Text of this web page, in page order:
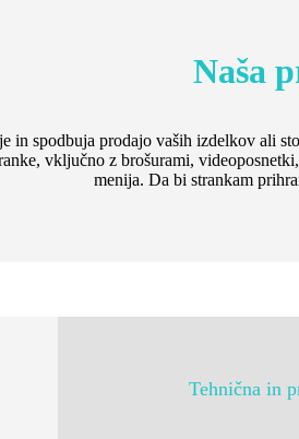
Naša
in spodbuja prodajo vaših izdelkov ali
vključno z brošurami,
menija. Da bi strankam
Tehnična in